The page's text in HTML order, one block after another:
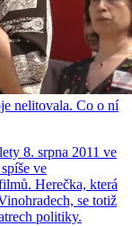
nelitovala. Co o ní
8. srpna 2011 ve
ve
Herečka, která
se totiž
politiky.